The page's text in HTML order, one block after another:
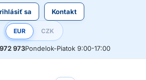
sa Kontakt
EUR CZK
973Pondelok-Piatok 9:00-17:00